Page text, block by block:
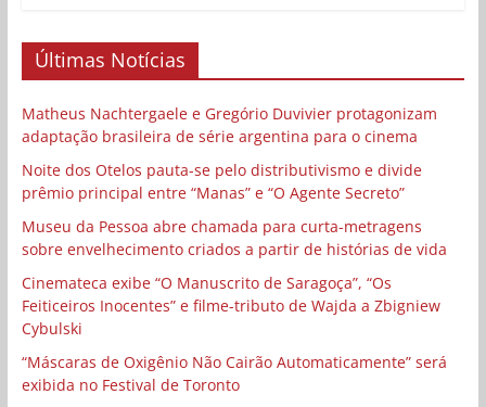
Últimas Notícias
Matheus Nachtergaele e Gregório Duvivier protagonizam
adaptação brasileira de série argentina para o cinema
Noite dos Otelos pauta-se pelo distributivismo e divide
prêmio principal entre “Manas” e “O Agente Secreto”
Museu da Pessoa abre chamada para curta-metragens
sobre envelhecimento criados a partir de histórias de vida
Cinemateca exibe “O Manuscrito de Saragoça”, “Os
Feiticeiros Inocentes” e filme-tributo de Wajda a Zbigniew
Cybulski
“Máscaras de Oxigênio Não Cairão Automaticamente” será
exibida no Festival de Toronto